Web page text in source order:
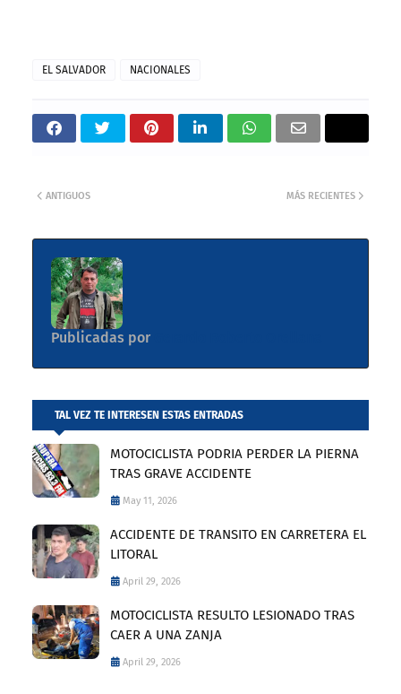
EL SALVADOR NACIONALES
MÁS RECIENTES
ANTIGUOS
Publicadas porGerardo Roberto Orellana
TAL VEZ TE INTERESEN ESTAS ENTRADAS
MOTOCICLISTA PODRIA PERDER LA PIERNA
TRAS GRAVE ACCIDENTE
May 11, 2026
ACCIDENTE DE TRANSITO EN CARRETERA EL
LITORAL
April 29, 2026
MOTOCICLISTA RESULTO LESIONADO TRAS
CAER A UNA ZANJA
April 29, 2026